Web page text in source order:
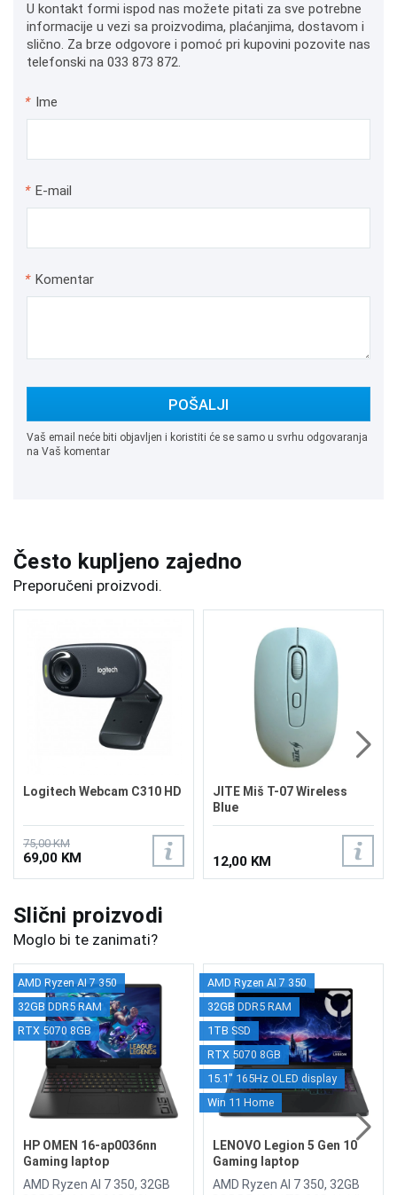
U kontakt formi ispod nas možete pitati za sve potrebne
informacije u vezi sa proizvodima, plaćanjima, dostavom i
slično. Za brze odgovore i pomoć pri kupovini pozovite nas
telefonski na 033 873 872.
* Ime
* E-mail
* Komentar
POŠALJI
Vaš email neće biti objavljen i koristiti će se samo u svrhu odgovaranja
na Vaš komentar
Često kupljeno zajedno
Preporučeni proizvodi.
Logitech Webcam C310 HD
75,00 KM
69,00 KM
JITE Miš T-07 Wireless
Blue
12,00 KM
Slični proizvodi
Moglo bi te zanimati?
AMD Ryzen AI 7 350
32GB DDR5 RAM
RTX 5070 8GB
HP OMEN 16-ap0036nn
Gaming laptop
BY0B5EA/32GB
AMD Ryzen AI 7 350, 32GB
AMD Ryzen AI 7 350
32GB DDR5 RAM
1TB SSD
RTX 5070 8GB
15.1" 165Hz OLED display
Win 11 Home
LENOVO Legion 5 Gen 10
Gaming laptop
83F1CTO1WW/1TB
AMD Ryzen AI 7 350, 32GB